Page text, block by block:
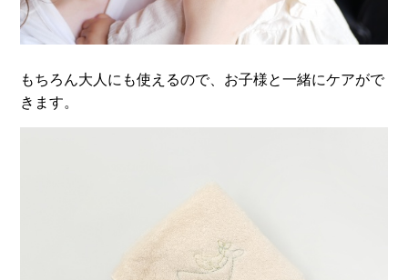
もちろん大人にも使えるので、お子様と一緒にケアがで
きます。